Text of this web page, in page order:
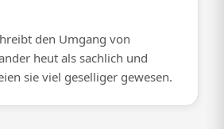
den Umgang von
heut als sachlich und
sie viel geselliger gewesen.